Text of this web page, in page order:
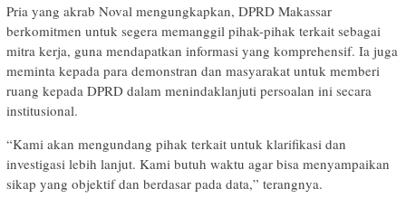
Pria yang akrab Noval mengungkapkan, DPRD Makassar
berkomitmen untuk segera memanggil pihak-pihak terkait sebagai
mitra kerja, guna mendapatkan informasi yang komprehensif. Ia juga
meminta kepada para demonstran dan masyarakat untuk memberi
ruang kepada DPRD dalam menindaklanjuti persoalan ini secara
institusional.
“Kami akan mengundang pihak terkait untuk klarifikasi dan
investigasi lebih lanjut. Kami butuh waktu agar bisa menyampaikan
sikap yang objektif dan berdasar pada data,” terangnya.